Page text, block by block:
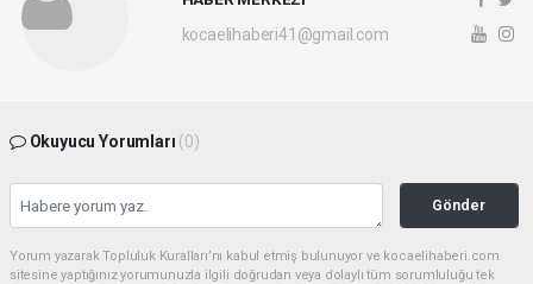
kocaelihaberi41@gmail.com
Okuyucu Yorumları (0)
Gönder
Yorum yazarak Topluluk Kuralları’nı kabul etmiş bulunuyor ve kocaelihaberi.com
sitesine yaptığınız yorumunuzla ilgili doğrudan veya dolaylı tüm sorumluluğu tek